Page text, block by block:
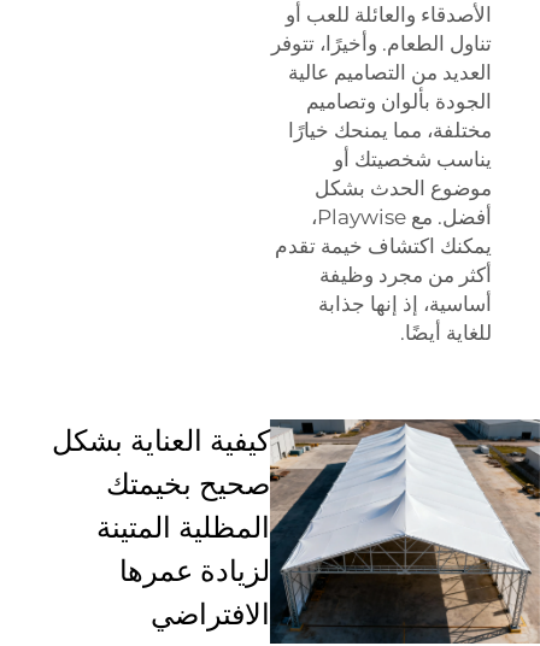
الأصدقاء والعائلة للعب أو
تناول الطعام. وأخيرًا، تتوفر
العديد من التصاميم عالية
الجودة بألوان وتصاميم
مختلفة، مما يمنحك خيارًا
يناسب شخصيتك أو
موضوع الحدث بشكل
أفضل. مع Playwise،
يمكنك اكتشاف خيمة تقدم
أكثر من مجرد وظيفة
أساسية، إذ إنها جذابة
للغاية أيضًا.
كيفية العناية بشكل
صحيح بخيمتك
المظلية المتينة
لزيادة عمرها
الافتراضي